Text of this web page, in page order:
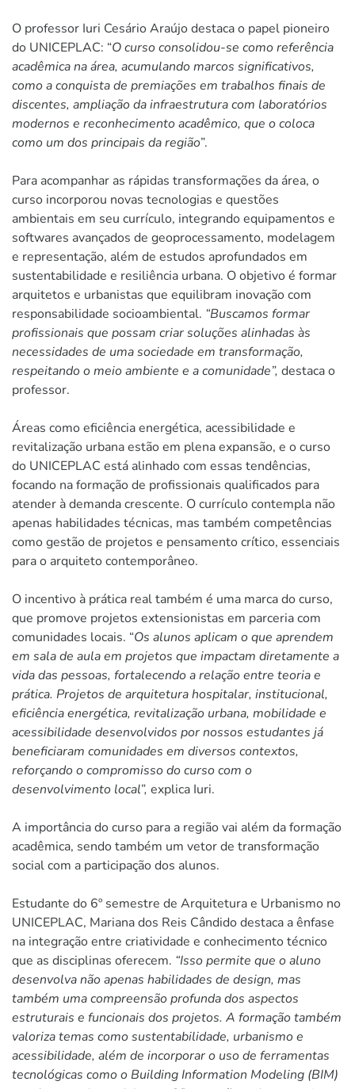
O professor Iuri Cesário Araújo destaca o papel pioneiro
do UNICEPLAC: “O curso consolidou-se como referência
acadêmica na área, acumulando marcos significativos,
como a conquista de premiações em trabalhos finais de
discentes, ampliação da infraestrutura com laboratórios
modernos e reconhecimento acadêmico, que o coloca
como um dos principais da região”.
Para acompanhar as rápidas transformações da área, o
curso incorporou novas tecnologias e questões
ambientais em seu currículo, integrando equipamentos e
softwares avançados de geoprocessamento, modelagem
e representação, além de estudos aprofundados em
sustentabilidade e resiliência urbana. O objetivo é formar
arquitetos e urbanistas que equilibram inovação com
responsabilidade socioambiental. “Buscamos formar
profissionais que possam criar soluções alinhadas às
necessidades de uma sociedade em transformação,
respeitando o meio ambiente e a comunidade”, destaca o
professor.
Áreas como eficiência energética, acessibilidade e
revitalização urbana estão em plena expansão, e o curso
do UNICEPLAC está alinhado com essas tendências,
focando na formação de profissionais qualificados para
atender à demanda crescente. O currículo contempla não
apenas habilidades técnicas, mas também competências
como gestão de projetos e pensamento crítico, essenciais
para o arquiteto contemporâneo.
O incentivo à prática real também é uma marca do curso,
que promove projetos extensionistas em parceria com
comunidades locais. “Os alunos aplicam o que aprendem
em sala de aula em projetos que impactam diretamente a
vida das pessoas, fortalecendo a relação entre teoria e
prática. Projetos de arquitetura hospitalar, institucional,
eficiência energética, revitalização urbana, mobilidade e
acessibilidade desenvolvidos por nossos estudantes já
beneficiaram comunidades em diversos contextos,
reforçando o compromisso do curso com o
desenvolvimento local”, explica Iuri.
A importância do curso para a região vai além da formação
acadêmica, sendo também um vetor de transformação
social com a participação dos alunos.
Estudante do 6º semestre de Arquitetura e Urbanismo no
UNICEPLAC, Mariana dos Reis Cândido destaca a ênfase
na integração entre criatividade e conhecimento técnico
que as disciplinas oferecem. “Isso permite que o aluno
desenvolva não apenas habilidades de design, mas
também uma compreensão profunda dos aspectos
estruturais e funcionais dos projetos. A formação também
valoriza temas como sustentabilidade, urbanismo e
acessibilidade, além de incorporar o uso de ferramentas
tecnológicas como o Building Information Modeling (BIM)